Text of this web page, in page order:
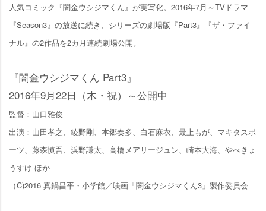
人気コミック『闇金ウシジマくん』が実写化。2016年7月～TVドラマ
『Season3』の放送に続き、シリーズの劇場版『Part3』『ザ・ファイ
ナル』の2作品を2カ月連続劇場公開。
『闇金ウシジマくん Part3』
2016年9月22日（木・祝）～公開中
監督：山口雅俊
出演：山田孝之、綾野剛、本郷奏多、白石麻衣、最上もが、マキタスポ
ーツ、藤森慎吾、浜野謙太、高橋メアリージュン、崎本大海、やべきょ
うすけ ほか
（C)2016 真鍋昌平・小学館／映画「闇金ウシジマくん3」製作委員会